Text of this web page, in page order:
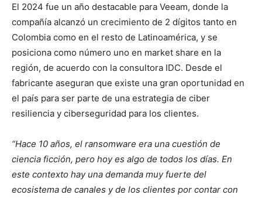
El 2024 fue un año destacable para Veeam, donde la
compañía alcanzó un crecimiento de 2 dígitos tanto en
Colombia como en el resto de Latinoamérica, y se
posiciona como número uno en market share en la
región, de acuerdo con la consultora IDC. Desde el
fabricante aseguran que existe una gran oportunidad en
el país para ser parte de una estrategia de ciber
resiliencia y ciberseguridad para los clientes.
“Hace 10 años, el ransomware era una cuestión de
ciencia ficción, pero hoy es algo de todos los días. En
este contexto hay una demanda muy fuerte del
ecosistema de canales y de los clientes por contar con